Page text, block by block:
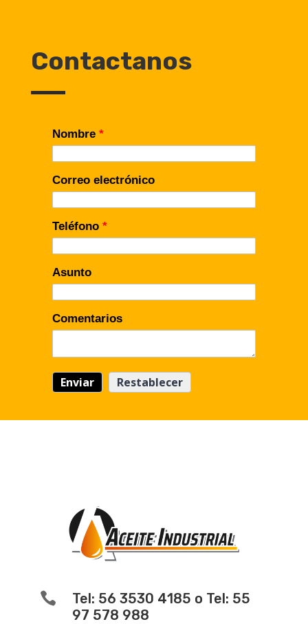
Contactanos
Nombre *
Correo electrónico
Teléfono *
Asunto
Comentarios

Tel: 56 3530 4185 o Tel: 55
97 578 988